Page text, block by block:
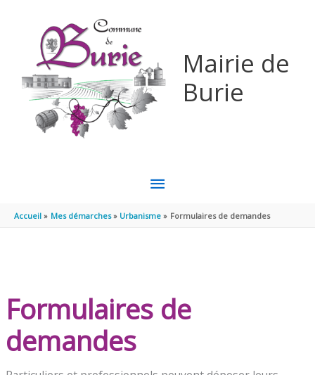
Mairie de
Burie
MENU
PRINCIPAL
Accueil Mes démarches Urbanisme Formulaires de demandes
Formulaires de
demandes